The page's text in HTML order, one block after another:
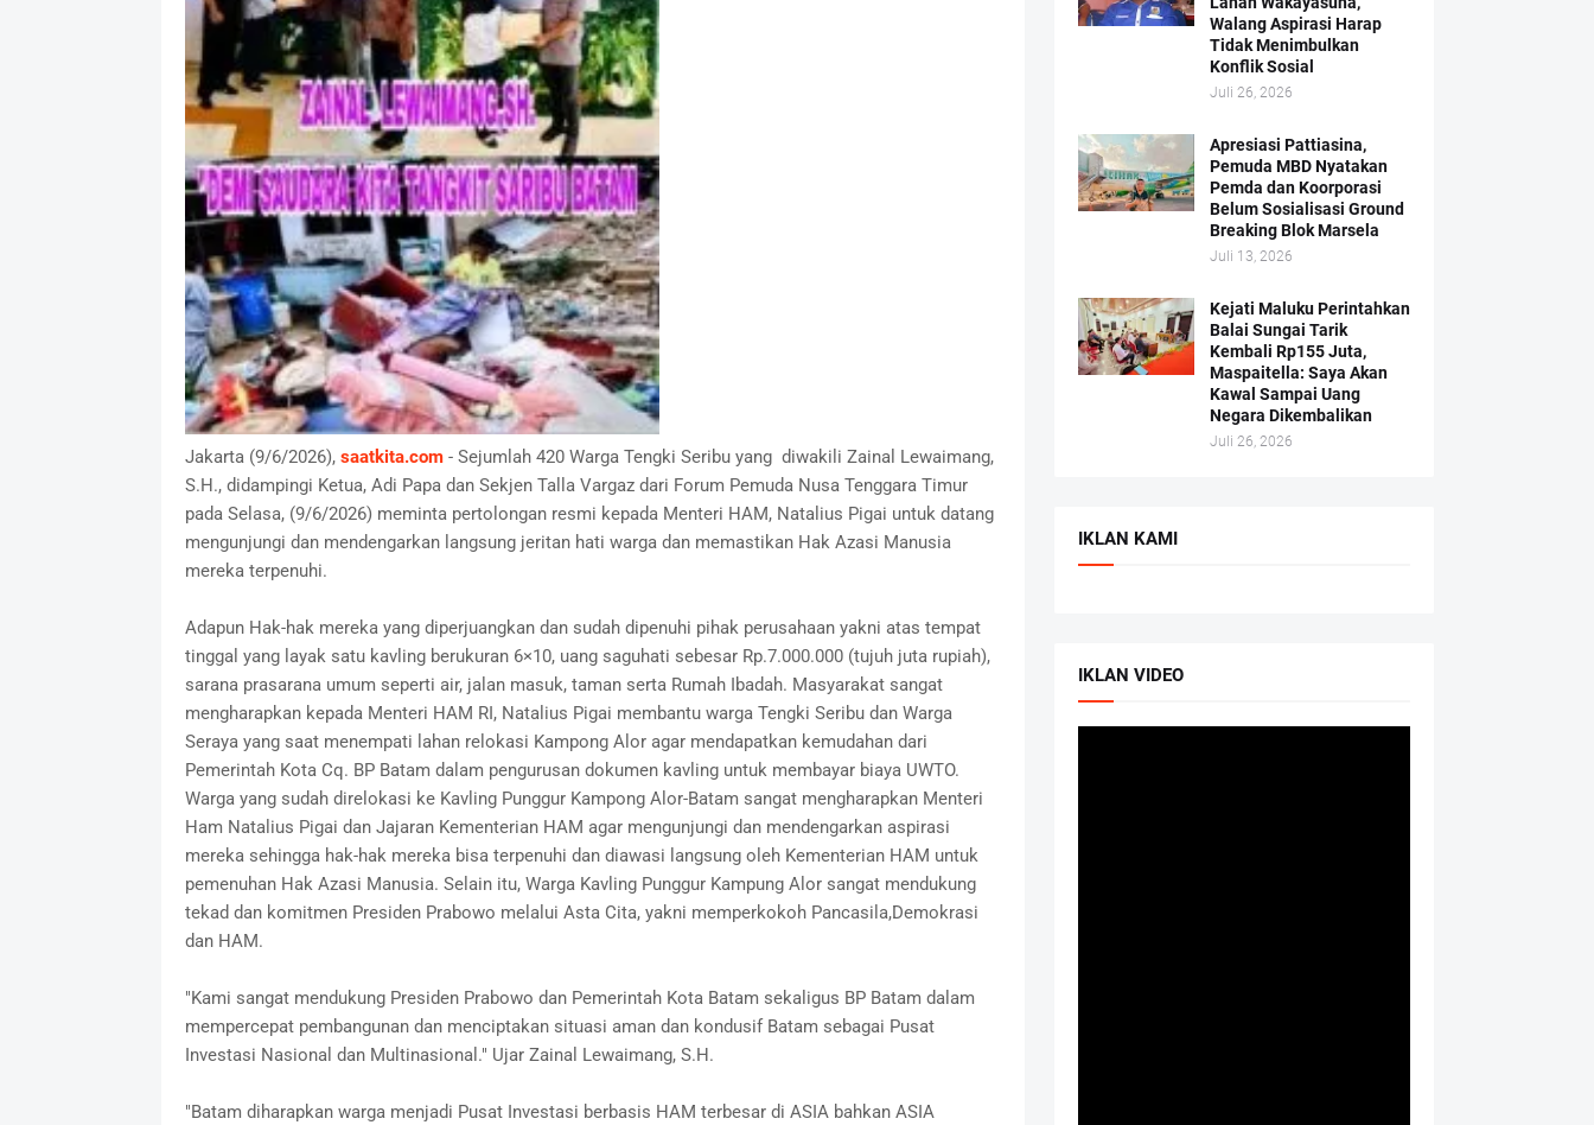
Jakarta (9/6/2026), saatkita.com- Sejumlah 420 Warga Tengki Seribu yang diwakili Zainal Lewaimang,
S.H., didampingi Ketua, Adi Papa dan Sekjen Talla Vargaz dari Forum Pemuda Nusa Tenggara Timur
pada Selasa, (9/6/2026) meminta pertolongan resmi kepada Menteri HAM, Natalius Pigai untuk datang
mengunjungi dan mendengarkan langsung jeritan hati warga dan memastikan Hak Azasi Manusia
mereka terpenuhi.
Adapun Hak-hak mereka yang diperjuangkan dan sudah dipenuhi pihak perusahaan yakni atas tempat
tinggal yang layak satu kavling berukuran 6×10, uang saguhati sebesar Rp.7.000.000 (tujuh juta rupiah),
sarana prasarana umum seperti air, jalan masuk, taman serta Rumah Ibadah. Masyarakat sangat
mengharapkan kepada Menteri HAM RI, Natalius Pigai membantu warga Tengki Seribu dan Warga
Seraya yang saat menempati lahan relokasi Kampong Alor agar mendapatkan kemudahan dari
Pemerintah Kota Cq. BP Batam dalam pengurusan dokumen kavling untuk membayar biaya UWTO.
Warga yang sudah direlokasi ke Kavling Punggur Kampong Alor-Batam sangat mengharapkan Menteri
Ham Natalius Pigai dan Jajaran Kementerian HAM agar mengunjungi dan mendengarkan aspirasi
mereka sehingga hak-hak mereka bisa terpenuhi dan diawasi langsung oleh Kementerian HAM untuk
pemenuhan Hak Azasi Manusia. Selain itu, Warga Kavling Punggur Kampung Alor sangat mendukung
tekad dan komitmen Presiden Prabowo melalui Asta Cita, yakni memperkokoh Pancasila,Demokrasi
dan HAM.
"Kami sangat mendukung Presiden Prabowo dan Pemerintah Kota Batam sekaligus BP Batam dalam
mempercepat pembangunan dan menciptakan situasi aman dan kondusif Batam sebagai Pusat
Investasi Nasional dan Multinasional." Ujar Zainal Lewaimang, S.H.
"Batam diharapkan warga menjadi Pusat Investasi berbasis HAM terbesar di ASIA bahkan ASIA
Walang Aspirasi Harap
Tidak Menimbulkan
Konflik Sosial
Juli 26, 2026
Apresiasi Pattiasina,
Pemuda MBD Nyatakan
Pemda dan Koorporasi
Belum Sosialisasi Ground
Breaking Blok Marsela
Juli 13, 2026
Kejati Maluku Perintahkan
Balai Sungai Tarik
Kembali Rp155 Juta,
Maspaitella: Saya Akan
Kawal Sampai Uang
Negara Dikembalikan
Juli 26, 2026
IKLAN KAMI
IKLAN VIDEO